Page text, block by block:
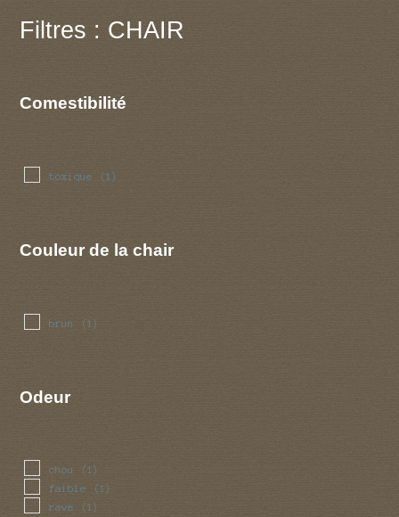
Filtres : CHAIR
Comestibilité
toxique (1)
Couleur de la chair
brun (1)
Odeur
chou (1)
faible (1)
rave (1)